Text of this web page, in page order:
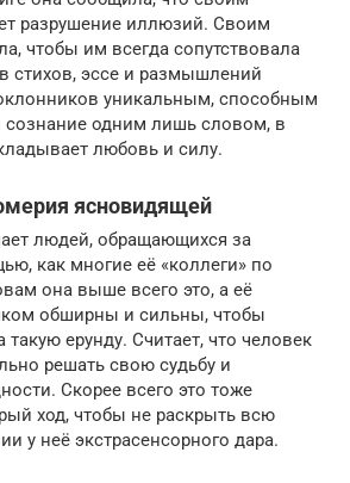
разрушение иллюзий. Своим
чтобы им всегда сопутствовала
стихов, эссе и размышлений
уникальным, способным
одним лишь словом, в
любовь и силу.
ясновидящей
людей, обращающихся за
как многие её «коллеги» по
она выше всего это, а её
обширны и сильны, чтобы
такую ерунду. Считает, что человек
решать свою судьбу и
Скорее всего это тоже
ход, чтобы не раскрыть всю
у неё экстрасенсорного дара.